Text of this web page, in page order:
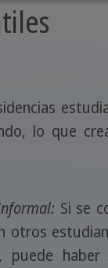
lo que
Si se
otros
puede haber